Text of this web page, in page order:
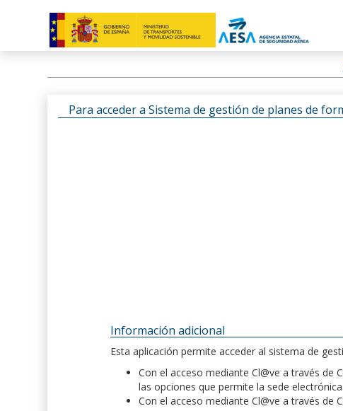
Para acceder a Sistema de gestión de planes de
Información adicional
Esta aplicación permite acceder al sistema de
Con el acceso mediante Cl@ve a través
las opciones que permite la sede electrónica.
Con el acceso mediante Cl@ve a través de